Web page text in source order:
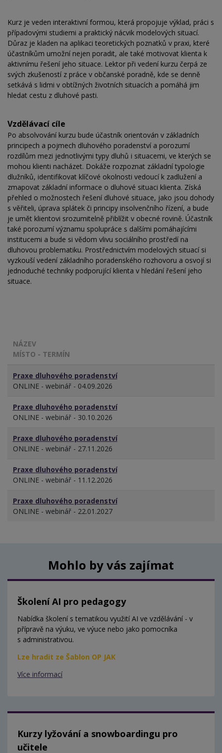
Kurz je veden interaktivní formou, která propojuje výklad, práci s
případovými studiemi a praktický nácvik modelových situací.
Důraz je kladen na aplikaci teoretických poznatků v praxi, které
účastníkům umožní nejen poradit, ale také motivovat klienta k
aktivnímu řešení jeho situace. Lektor při vedení kurzu čerpá ze
svých zkušeností z práce v občanské poradně, kde se denně
setkává s lidmi v obtížných životních situacích a pomáhá jim
hledat cestu z dluhové pasti.
Vzdělávací cíle
Po absolvování kurzu bude účastník orientován v základních
principech a pojmech dluhového poradenství a porozumí
rozdílům mezi jednotlivými typy dluhů i situacemi, ve kterých se
mohou klienti nacházet. Dokáže rozpoznat základní typologie
dlužníků, identifikovat klíčové okolnosti vedoucí k zadlužení a
zmapovat základní informace o dluhové situaci klienta. Získá
přehled o možnostech řešení dluhové situace, jako jsou dohody
s věřiteli, úprava splátek či principy insolvenčního řízení, a bude
je umět klientovi srozumitelně přiblížit v obecné rovině. Účastník
také porozumí významu spolupráce s dalšími pomáhajícími
institucemi a bude si vědom vlivu sociálního prostředí na
dluhovou problematiku. Prostřednictvím modelových situací si
vyzkouší vedení základního poradenského rozhovoru a osvojí si
jednoduché techniky podporující klienta v hledání řešení jeho
situace.
NÁZEV
MÍSTO - TERMÍN
Praxe dluhového poradenství
ONLINE - webinář - 04.09.2026
Praxe dluhového poradenství
ONLINE - webinář - 30.10.2026
Praxe dluhového poradenství
ONLINE - webinář - 27.11.2026
Praxe dluhového poradenství
ONLINE - webinář - 11.12.2026
Praxe dluhového poradenství
ONLINE - webinář - 22.01.2027
Mohlo by vás zajímat
Školení AI pro pedagogy
Nabídka školení s tematikou využití AI ve vzdělávání - v
přípravě na výuku, ve výuce nebo jako pomocníka
s administrativou.
Lze hradit ze Šablon OP JAK
Více informací
Kurzy lyžování a snowboardingu pro
učitele